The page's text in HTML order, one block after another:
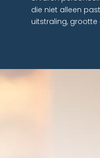
die niet alleen
uitstraling,